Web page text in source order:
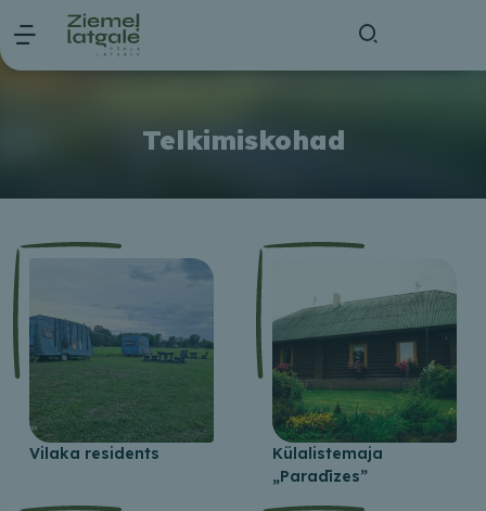
Telkimiskohad
Vilaka residents
Külalistemaja
„Paradīzes”